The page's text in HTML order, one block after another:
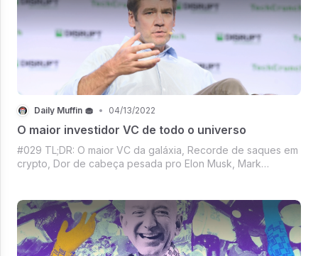
Daily Muffin 🧁 • 04/13/2022
O maior investidor VC de todo o universo
#029 TL;DR: O maior VC da galáxia, Recorde de saques em
crypto, Dor de cabeça pesada pro Elon Musk, Mark